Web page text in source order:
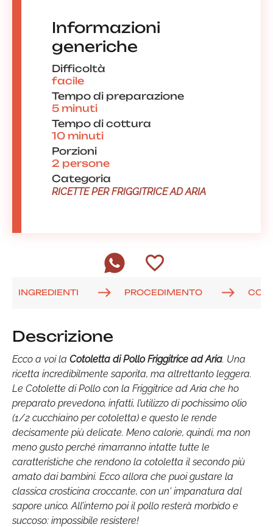
Informazioni
generiche
Difficoltà
facile
Tempo di preparazione
5 minuti
Tempo di cottura
10 minuti
Porzioni
2 persone
Categoria
RICETTE PER FRIGGITRICE AD ARIA
INGREDIENTI PROCEDIMENTO
Descrizione
Ecco a voi la Cotoletta di Pollo Friggitrice ad Aria. Una
ricetta incredibilmente saporita, ma altrettanto leggera.
Le Cotolette di Pollo con la Friggitrice ad Aria che ho
preparato prevedono, infatti, l’utilizzo di pochissimo olio
(1/2 cucchiaino per cotoletta) e questo le rende
decisamente più delicate. Meno calorie, quindi, ma non
meno gusto perché rimarranno intatte tutte le
caratteristiche che rendono la cotoletta il secondo più
amato dai bambini. Ecco allora che puoi gustare la
classica crosticina croccante, con un' impanatura dal
sapore unico. All’interno poi il pollo resterà morbido e
succoso: impossibile resistere!